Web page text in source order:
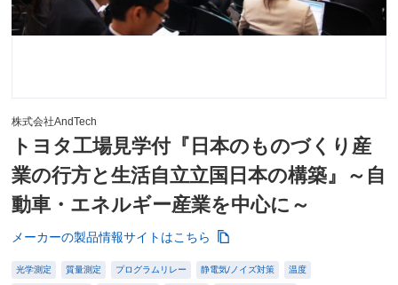
株式会社AndTech
トヨタ工場見学付『日本のものづくり産
業の行方と生活自立立国日本の構築』～自
動車・エネルギー産業を中心に～
メーカーの製品情報サイトはこちら
光学測定 質量測定 プログラムリレー 静電気/ノイズ対策 温度